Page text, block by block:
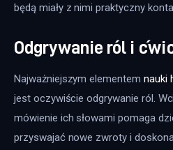
będą miały z nimi praktyczny
Odgrywanie ról i
Najważniejszym elementem nauki
jest oczywiście odgrywanie ról.
mówienie ich słowami pomaga
przyswajać nowe zwroty i